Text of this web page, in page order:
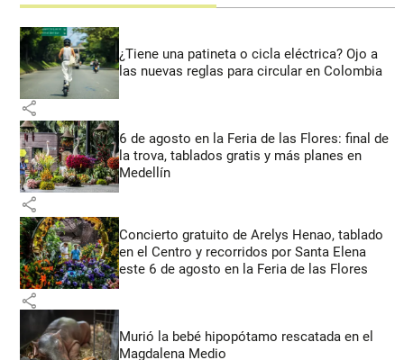
¿Tiene una patineta o cicla eléctrica? Ojo a
las nuevas reglas para circular en Colombia
share
6 de agosto en la Feria de las Flores: final de
la trova, tablados gratis y más planes en
Medellín
share
Concierto gratuito de Arelys Henao, tablado
en el Centro y recorridos por Santa Elena
este 6 de agosto en la Feria de las Flores
share
Murió la bebé hipopótamo rescatada en el
Magdalena Medio